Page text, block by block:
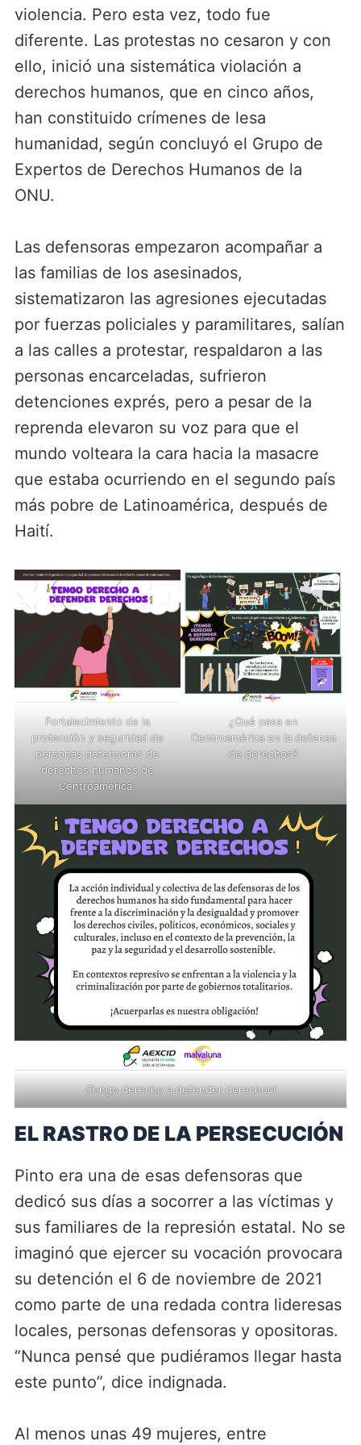
violencia. Pero esta vez, todo fue
diferente. Las protestas no cesaron y con
ello, inició una sistemática violación a
derechos humanos, que en cinco años,
han constituido crímenes de lesa
humanidad, según concluyó el Grupo de
Expertos de Derechos Humanos de la
ONU.
Las defensoras empezaron acompañar a
las familias de los asesinados,
sistematizaron las agresiones ejecutadas
por fuerzas policiales y paramilitares, salían
a las calles a protestar, respaldaron a las
personas encarceladas, sufrieron
detenciones exprés, pero a pesar de la
reprenda elevaron su voz para que el
mundo volteara la cara hacia la masacre
que estaba ocurriendo en el segundo país
más pobre de Latinoamérica, después de
Haití.
Fortalecimiento de la
protección y seguridad de
personas defensoras de
derechos humanos de
Centroamérica.
¿Qué pasa en
Centroamérica en la defensa
de derechos?
¡Tengo derecho a defender derechos!
EL RASTRO DE LA PERSECUCIÓN
Pinto era una de esas defensoras que
dedicó sus días a socorrer a las víctimas y
sus familiares de la represión estatal. No se
imaginó que ejercer su vocación provocara
su detención el 6 de noviembre de 2021
como parte de una redada contra lideresas
locales, personas defensoras y opositoras.
“Nunca pensé que pudiéramos llegar hasta
este punto”, dice indignada.
Al menos unas 49 mujeres, entre